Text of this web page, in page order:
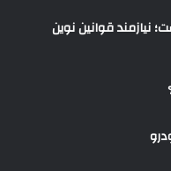
نیازمند قوانین نوین